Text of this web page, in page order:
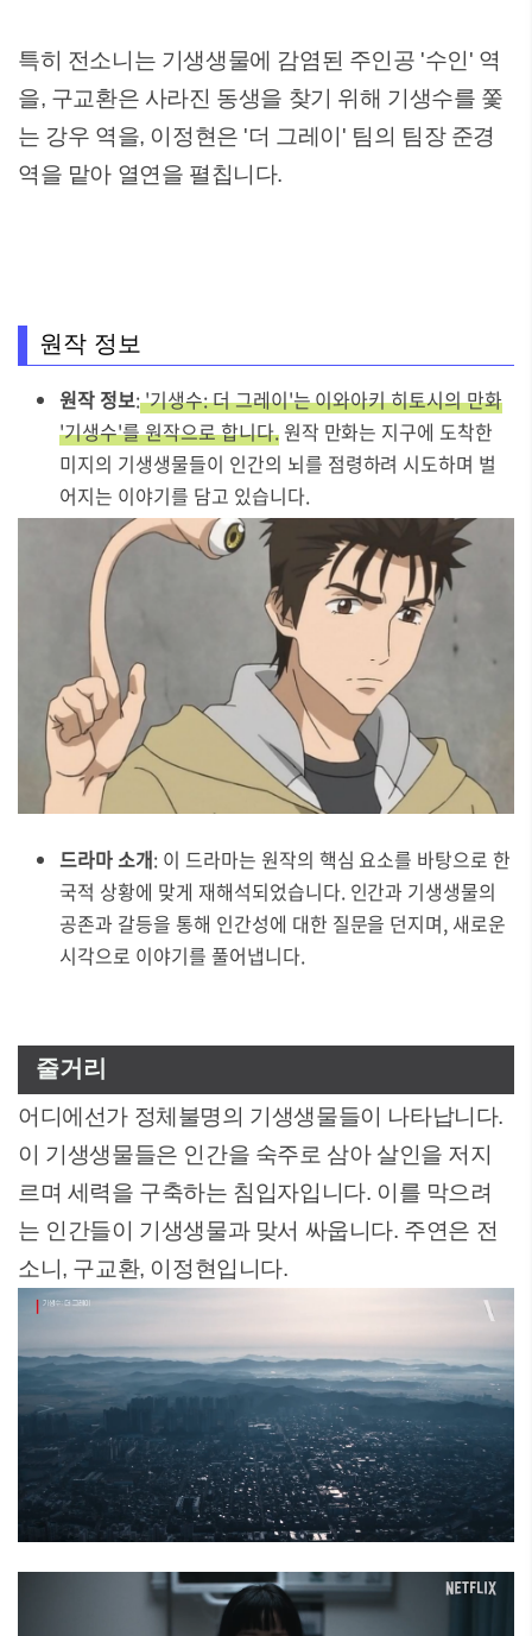
특히 전소니는 기생생물에 감염된 주인공 '수인' 역
을, 구교환은 사라진 동생을 찾기 위해 기생수를 쫓
는 강우 역을, 이정현은 '더 그레이' 팀의 팀장 준경
역을 맡아 열연을 펼칩니다.
원작 정보
원작 정보:'기생수: 더 그레이'는 이와아키 히토시의 만화
'기생수'를 원작으로 합니다.원작 만화는 지구에 도착한
미지의 기생생물들이 인간의 뇌를 점령하려 시도하며 벌
어지는 이야기를 담고 있습니다.
드라마 소개: 이 드라마는 원작의 핵심 요소를 바탕으로 한
국적 상황에 맞게 재해석되었습니다. 인간과 기생생물의
공존과 갈등을 통해 인간성에 대한 질문을 던지며, 새로운
시각으로 이야기를 풀어냅니다.
줄거리
어디에선가 정체불명의 기생생물들이 나타납니다.
이 기생생물들은 인간을 숙주로 삼아 살인을 저지
르며 세력을 구축하는 침입자입니다. 이를 막으려
는 인간들이 기생생물과 맞서 싸웁니다. 주연은 전
소니, 구교환, 이정현입니다.